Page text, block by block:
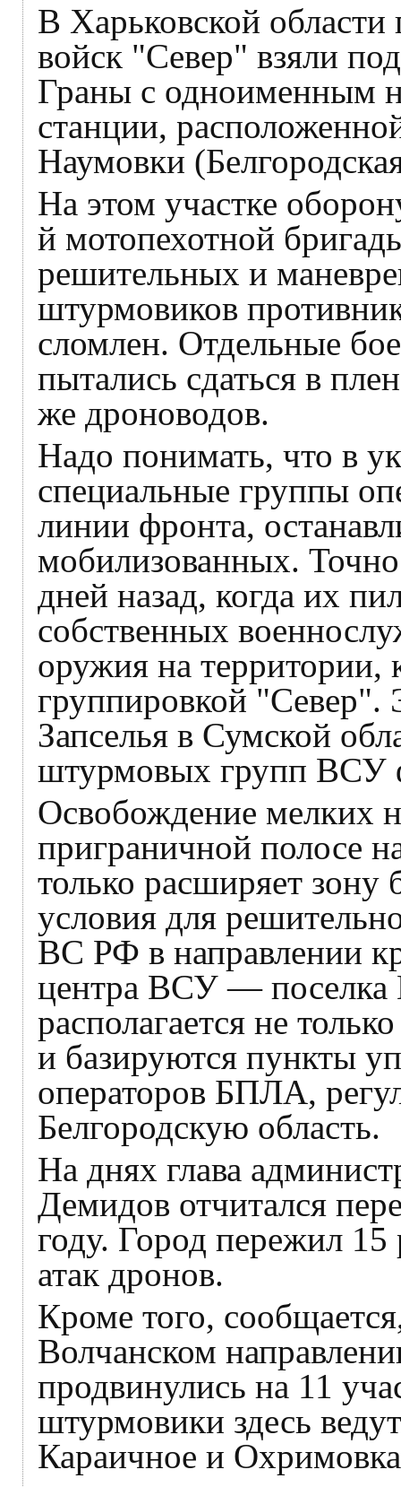
В Харьковской области
войск "Север" взяли
Граны с одноименным
станции,
Наумовки
На этом участке
й мотопехотной
решительных и
штурмовиков
сломлен. Отдельные
пытались сдаться в
же дроноводов.
Надо понимать, что в
специальные группы
линии фронта,
мобилизованных.
дней назад, когда их
собственных
оружия на территории,
группировкой "Север".
Запселья в Сумской
штурмовых групп ВСУ
Освобождение мелких
приграничной полосе
только расширяет зону
условия для
ВС РФ в направлении
центра ВСУ — поселка
располагается не
и базируются пункты
операторов БПЛА,
Белгородскую область.
На днях глава
Демидов отчитался
году. Город пережил
атак дронов.
Кроме того,
Волчанском
продвинулись на 11
штурмовики здесь
Караичное и